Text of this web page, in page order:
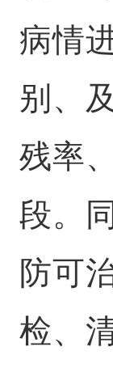
病情
别、
残率
段。
防可
检、